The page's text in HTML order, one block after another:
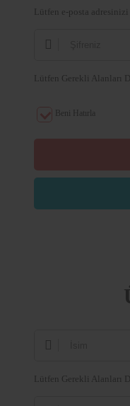
Lütfen e-posta
Lütfen Gerekli Alanları
Beni Hatırla
Lütfen Gerekli Alanları